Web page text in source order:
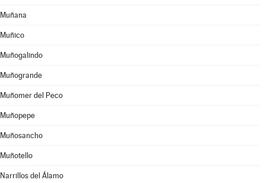
Muñana
Muñico
Muñogalindo
Muñogrande
Muñomer del Peco
Muñopepe
Muñosancho
Muñotello
Narrillos del Álamo